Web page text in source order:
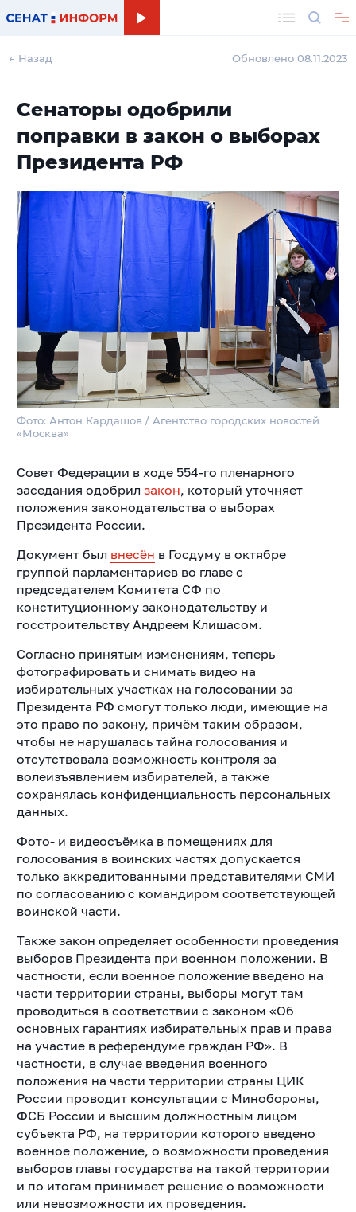
← Назад Обновлено 08.11.2023
Сенаторы одобрили
поправки в закон о выборах
Президента РФ
Фото: Антон Кардашов / Агентство городских новостей
«Москва»
Совет Федерации в ходе 554-го пленарного
заседания одобрил закон, который уточняет
положения законодательства о выборах
Президента России.
Документ был внесён в Госдуму в октябре
группой парламентариев во главе с
председателем Комитета СФ по
конституционному законодательству и
госстроительству Андреем Клишасом.
Согласно принятым изменениям, теперь
фотографировать и снимать видео на
избирательных участках на голосовании за
Президента РФ смогут только люди, имеющие на
это право по закону, причём таким образом,
чтобы не нарушалась тайна голосования и
отсутствовала возможность контроля за
волеизъявлением избирателей, а также
сохранялась конфиденциальность персональных
данных.
Фото- и видеосъёмка в помещениях для
голосования в воинских частях допускается
только аккредитованными представителями СМИ
по согласованию с командиром соответствующей
воинской части.
Также закон определяет особенности проведения
выборов Президента при военном положении. В
частности, если военное положение введено на
части территории страны, выборы могут там
проводиться в соответствии с законом «Об
основных гарантиях избирательных прав и права
на участие в референдуме граждан РФ». В
частности, в случае введения военного
положения на части территории страны ЦИК
России проводит консультации с Минобороны,
ФСБ России и высшим должностным лицом
субъекта РФ, на территории которого введено
военное положение, о возможности проведения
выборов главы государства на такой территории
и по итогам принимает решение о возможности
или невозможности их проведения.